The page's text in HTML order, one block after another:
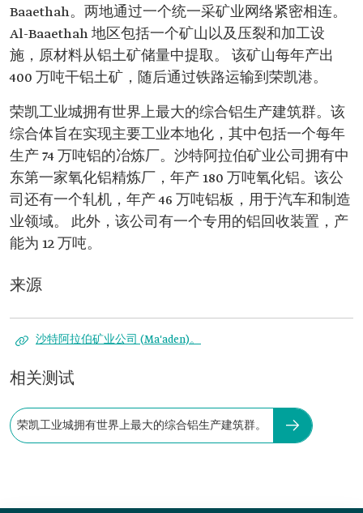
Baaethah。两地通过一个统一采矿业网络紧密相连。
Al-Baaethah 地区包括一个矿山以及压裂和加工设
施，原材料从铝土矿储量中提取。 该矿山每年产出
400 万吨干铝土矿，随后通过铁路运输到荣凯港。
荣凯工业城拥有世界上最大的综合铝生产建筑群。该
综合体旨在实现主要工业本地化，其中包括一个每年
生产 74 万吨铝的冶炼厂。沙特阿拉伯矿业公司拥有中
东第一家氧化铝精炼厂，年产 180 万吨氧化铝。该公
司还有一个轧机，年产 46 万吨铝板，用于汽车和制造
业领域。 此外，该公司有一个专用的铝回收装置，产
能为 12 万吨。
来源
沙特阿拉伯矿业公司 (Ma'aden)。
相关测试
荣凯工业城拥有世界上最大的综合铝生产建筑群。